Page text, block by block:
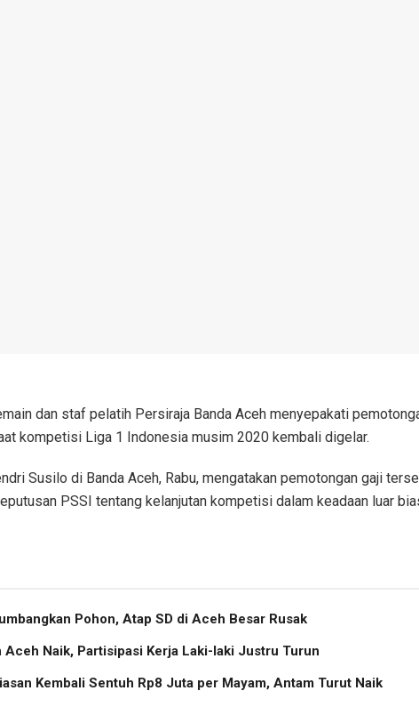
dan staf pelatih Persiraja Banda Aceh menyepakati
kompetisi Liga 1 Indonesia musim 2020 kembali digelar.
Susilo di Banda Aceh, Rabu, mengatakan pemotongan gaji
PSSI tentang kelanjutan kompetisi dalam keadaan luar
Pohon, Atap SD di Aceh Besar Rusak
Aceh Naik, Partisipasi Kerja Laki-laki Justru Turun
Kembali Sentuh Rp8 Juta per Mayam, Antam Turut Naik